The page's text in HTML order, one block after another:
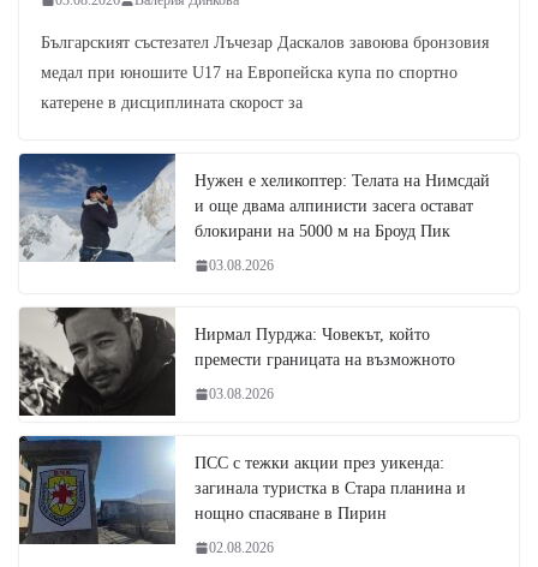
Българският състезател Лъчезар Даскалов завоюва бронзовия
медал при юношите U17 на Европейска купа по спортно
катерене в дисциплината скорост за
Нужен е хеликоптер: Телата на Нимсдай
и още двама алпинисти засега остават
блокирани на 5000 м на Броуд Пик
03.08.2026
Нирмал Пурджа: Човекът, който
премести границата на възможното
03.08.2026
ПСС с тежки акции през уикенда:
загинала туристка в Стара планина и
нощно спасяване в Пирин
02.08.2026